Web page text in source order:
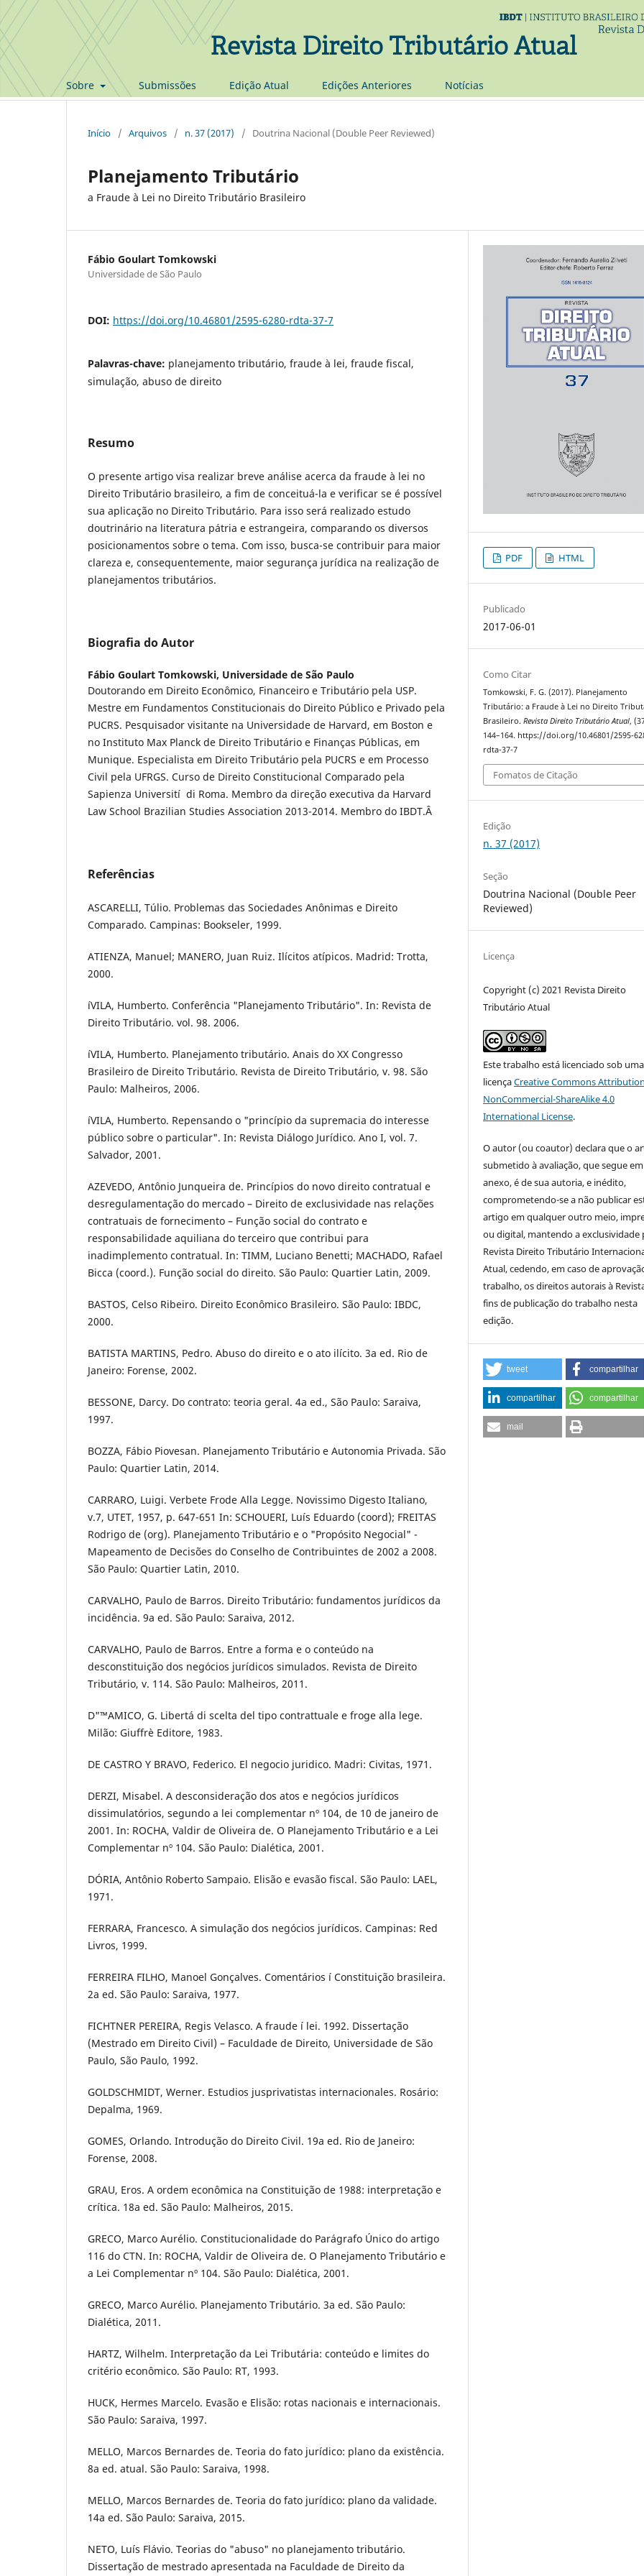
Revista Direito Tributário Atual
Sobre Submissões Edição Atual Edições Anteriores Notí­cias
Início / Arquivos / n. 37 (2017) / Doutrina Nacional (Double Peer Reviewed)
Planejamento Tributário
a Fraude à Lei no Direito Tributário Brasileiro
Fábio Goulart Tomkowski
Universidade de São Paulo
DOI: https://doi.org/10.46801/2595-6280-rdta-37-7
Palavras-chave: planejamento tributário, fraude à lei, fraude fiscal,
simulação, abuso de direito
Resumo
O presente artigo visa realizar breve análise acerca da fraude à lei no
Direito Tributário brasileiro, a fim de conceituá-la e verificar se é possível
sua aplicação no Direito Tributário. Para isso será realizado estudo
doutrinário na literatura pátria e estrangeira, comparando os diversos
posicionamentos sobre o tema. Com isso, busca-se contribuir para maior
clareza e, consequentemente, maior segurança jurídica na realização de
planejamentos tributários.
Biografia do Autor
Fábio Goulart Tomkowski, Universidade de São Paulo
Doutorando em Direito Econômico, Financeiro e Tributário pela USP.
Mestre em Fundamentos Constitucionais do Direito Público e Privado pela
PUCRS. Pesquisador visitante na Universidade de Harvard, em Boston e
no Instituto Max Planck de Direito Tributário e Finanças Públicas, em
Munique. Especialista em Direito Tributário pela PUCRS e em Processo
Civil pela UFRGS. Curso de Direito Constitucional Comparado pela
Sapienza Universití di Roma. Membro da direção executiva da Harvard
Law School Brazilian Studies Association 2013-2014. Membro do IBDT.Â
Referências
ASCARELLI, Túlio. Problemas das Sociedades Anônimas e Direito
Comparado. Campinas: Bookseler, 1999.
ATIENZA, Manuel; MANERO, Juan Ruiz. Ilí­citos atí­picos. Madrid: Trotta,
2000.
íVILA, Humberto. Conferência "Planejamento Tributário". In: Revista de
Direito Tributário. vol. 98. 2006.
íVILA, Humberto. Planejamento tributário. Anais do XX Congresso
Brasileiro de Direito Tributário. Revista de Direito Tributário, v. 98. São
Paulo: Malheiros, 2006.
íVILA, Humberto. Repensando o "princí­pio da supremacia do interesse
público sobre o particular". In: Revista Diálogo Jurí­dico. Ano I, vol. 7.
Salvador, 2001.
AZEVEDO, Antônio Junqueira de. Princí­pios do novo direito contratual e
desregulamentação do mercado – Direito de exclusividade nas relações
contratuais de fornecimento – Função social do contrato e
responsabilidade aquiliana do terceiro que contribui para
inadimplemento contratual. In: TIMM, Luciano Benetti; MACHADO, Rafael
Bicca (coord.). Função social do direito. São Paulo: Quartier Latin, 2009.
BASTOS, Celso Ribeiro. Direito Econômico Brasileiro. São Paulo: IBDC,
2000.
BATISTA MARTINS, Pedro. Abuso do direito e o ato ilí­cito. 3a ed. Rio de
Janeiro: Forense, 2002.
BESSONE, Darcy. Do contrato: teoria geral. 4a ed., São Paulo: Saraiva,
1997.
BOZZA, Fábio Piovesan. Planejamento Tributário e Autonomia Privada. São
Paulo: Quartier Latin, 2014.
CARRARO, Luigi. Verbete Frode Alla Legge. Novissimo Digesto Italiano,
v.7, UTET, 1957, p. 647-651 In: SCHOUERI, Luí­s Eduardo (coord); FREITAS
Rodrigo de (org). Planejamento Tributário e o "Propósito Negocial" -
Mapeamento de Decisões do Conselho de Contribuintes de 2002 a 2008.
São Paulo: Quartier Latin, 2010.
CARVALHO, Paulo de Barros. Direito Tributário: fundamentos jurí­dicos da
incidência. 9a ed. São Paulo: Saraiva, 2012.
CARVALHO, Paulo de Barros. Entre a forma e o conteúdo na
desconstituição dos negócios jurí­dicos simulados. Revista de Direito
Tributário, v. 114. São Paulo: Malheiros, 2011.
D"™AMICO, G. Libertá di scelta del tipo contrattuale e froge alla lege.
Milão: Giuffrè Editore, 1983.
DE CASTRO Y BRAVO, Federico. El negocio juridico. Madri: Civitas, 1971.
DERZI, Misabel. A desconsideração dos atos e negócios jurí­dicos
dissimulatórios, segundo a lei complementar nº 104, de 10 de janeiro de
2001. In: ROCHA, Valdir de Oliveira de. O Planejamento Tributário e a Lei
Complementar nº 104. São Paulo: Dialética, 2001.
DÓRIA, Antônio Roberto Sampaio. Elisão e evasão fiscal. São Paulo: LAEL,
1971.
FERRARA, Francesco. A simulação dos negócios jurí­dicos. Campinas: Red
Livros, 1999.
FERREIRA FILHO, Manoel Gonçalves. Comentários í Constituição brasileira.
2a ed. São Paulo: Saraiva, 1977.
FICHTNER PEREIRA, Regis Velasco. A fraude í lei. 1992. Dissertação
(Mestrado em Direito Civil) – Faculdade de Direito, Universidade de São
Paulo, São Paulo, 1992.
GOLDSCHMIDT, Werner. Estudios jusprivatistas internacionales. Rosário:
Depalma, 1969.
GOMES, Orlando. Introdução do Direito Civil. 19a ed. Rio de Janeiro:
Forense, 2008.
GRAU, Eros. A ordem econômica na Constituição de 1988: interpretação e
crí­tica. 18a ed. São Paulo: Malheiros, 2015.
GRECO, Marco Aurélio. Constitucionalidade do Parágrafo Único do artigo
116 do CTN. In: ROCHA, Valdir de Oliveira de. O Planejamento Tributário e
a Lei Complementar nº 104. São Paulo: Dialética, 2001.
GRECO, Marco Aurélio. Planejamento Tributário. 3a ed. São Paulo:
Dialética, 2011.
HARTZ, Wilhelm. Interpretação da Lei Tributária: conteúdo e limites do
critério econômico. São Paulo: RT, 1993.
HUCK, Hermes Marcelo. Evasão e Elisão: rotas nacionais e internacionais.
São Paulo: Saraiva, 1997.
MELLO, Marcos Bernardes de. Teoria do fato jurí­dico: plano da existência.
8a ed. atual. São Paulo: Saraiva, 1998.
MELLO, Marcos Bernardes de. Teoria do fato jurí­dico: plano da validade.
14a ed. São Paulo: Saraiva, 2015.
NETO, Luí­s Flávio. Teorias do "abuso" no planejamento tributário.
Dissertação de mestrado apresentada na Faculdade de Direito da
PDF HTML
Publicado
2017-06-01
Como Citar
Tomkowski, F. G. (2017). Planejamento
Tributário: a Fraude à Lei no Direito
Brasileiro.Revista Direito Tributário Atual,
144–164. https://doi.org/10.46801/2595-
rdta-37-7
Fomatos de Citação
Edição
n. 37 (2017)
Seção
Doutrina Nacional (Double Peer
Reviewed)
Licença
Copyright (c) 2021 Revista Direito
Tributário Atual
Este trabalho está licenciado sob uma
licençaCreative Commons
NonCommercial-ShareAlike 4.0
International License.
O autor (ou coautor) declara que o
submetido à avaliação, que segue em
anexo, é de sua autoria, e inédito,
comprometendo-se a não publicar
artigo em qualquer outro meio,
ou digital, mantendo a exclusividade
Revista Direito Tributário
Atual, cedendo, em caso de
trabalho, os direitos autorais à
fins de publicação do trabalho nesta
edição.
tweet compartilhar
compartilhar compartilhar
mail